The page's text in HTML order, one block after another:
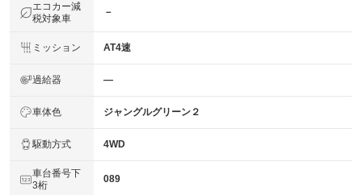
エコカー減
税対象車
－
ミッション AT4速
過給器 ―
車体色 ジャングルグリーン２
駆動方式 4WD
車台番号下
3桁
089